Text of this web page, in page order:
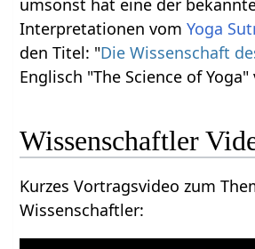
umsonst hat eine der
Interpretationen vomYoga
den Titel: "Die Wissenschaft
Englisch "The Science of
Kurzes Vortragsvideo zum
Wissenschaftler‏‎: